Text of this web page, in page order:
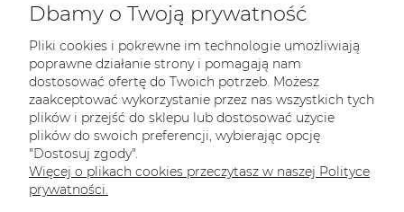
Tel.:
+48 605 505 013
E-mail: sklep@bakata.pl
Zapisz się do newslettera
Dbamy o Twoją prywatność
Pliki cookies i pokrewne im technologie umożliwiają
poprawne działanie strony i pomagają nam
dostosować ofertę do Twoich potrzeb. Możesz
zaakceptować wykorzystanie przez nas wszystkich tych
plików i przejść do sklepu lub dostosować użycie
plików do swoich preferencji, wybierając opcję
"Dostosuj zgody".
Więcej o plikach cookies przeczytasz w naszej Polityce
prywatności.